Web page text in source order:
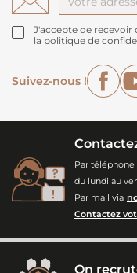
J'accepte de
la politique de
Suivez-nous !
Par téléphone
du lundi au
Par mail via
Contactez
On